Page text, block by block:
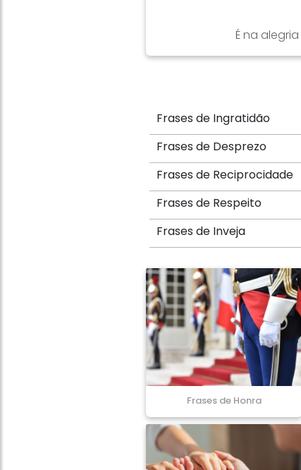
É na
Frases de Ingratidão
Frases de Desprezo
Frases de Reciprocidade
Frases de Respeito
Frases de Inveja
Frases de Honra